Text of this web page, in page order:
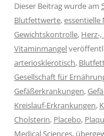
Dieser Beitrag wurde am
Blutfettwerte,
Gewichtskontrolle, Herz-
Vitaminmangel
arteriosklerotisch,
Gesellschaft für
Gefäßerkrankungen,
Kreislauf-Erkrankungen,
Cholsterin, Placebo,